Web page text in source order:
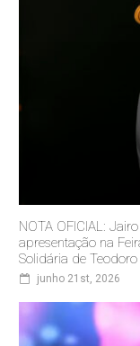
NOTA OFICIAL:
apresentação na
Solidária de
junho 21st, 2026